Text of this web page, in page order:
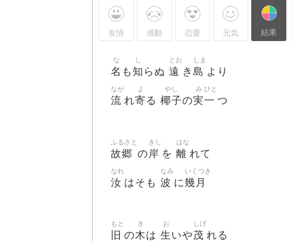
友情 感動 恋愛 元気 結果
名
な
も知
し
らぬ 遠
とお
き 島
しま
より
流
なが
れ寄
よ
る 椰子
やし
の実
み
一
ひと
つ
故郷
ふるさと
の岸
きし
を 離
はな
れて
汝
なれ
はそも 波
なみ
に幾月
いくつき
旧
もと
の木
き
は 生
お
いや茂
しげ
れる